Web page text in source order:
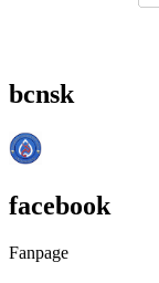
bcnsk
facebook
Fanpage